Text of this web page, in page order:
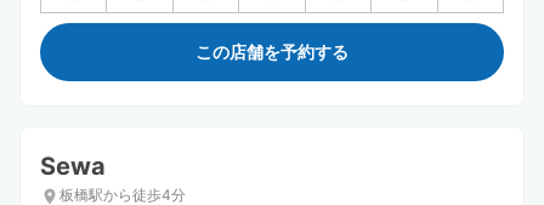
この店舗を予約する
Sewa
板橋駅から徒歩4分